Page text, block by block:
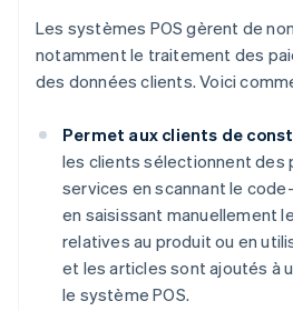
Les systèmes POS gèrent de
notamment le traitement des
des données clients. Voici
Permet aux clients de
les clients sélectionnent des
services en scannant le
en saisissant manuellement
relatives au produit ou en
et les articles sont ajoutés à
le système POS.